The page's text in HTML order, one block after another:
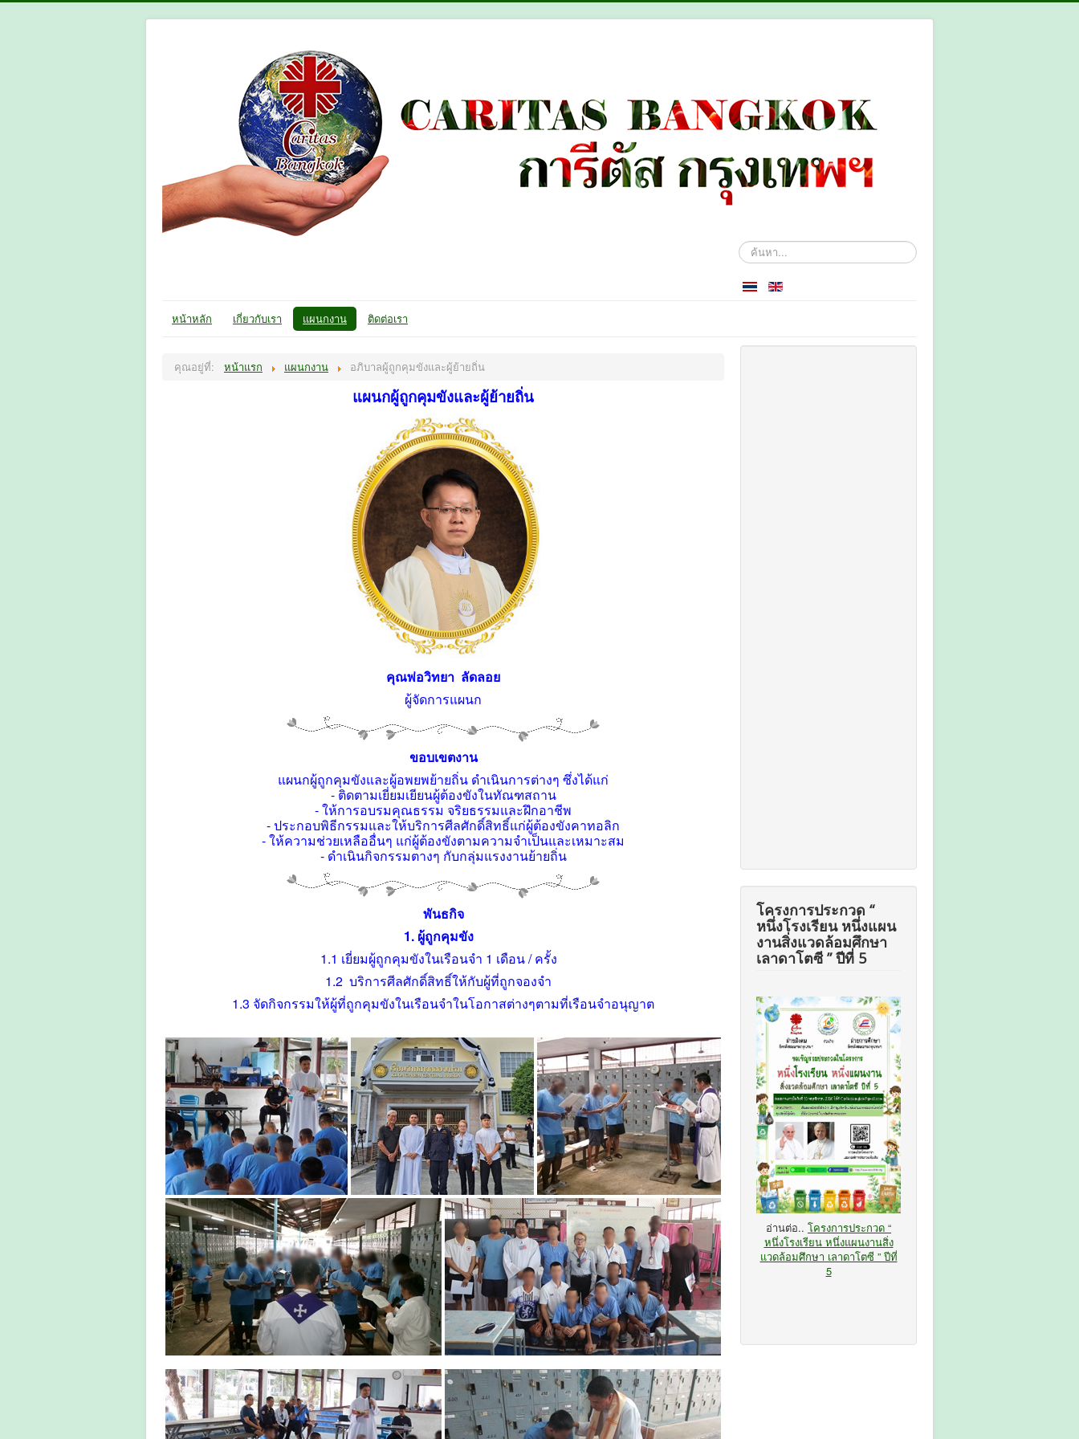
ค้นหา...
หน้าหลัก เกี่ยวกับเรา แผนกงาน ติดต่อเรา
คุณอยู่ที่: หน้าแรก แผนกงาน อภิบาลผู้ถูกคุมขังและผู้ย้ายถิ่น
แผนกผู้ถูกคุมขังและผู้ย้ายถิ่น
คุณพ่อวิทยา ลัดลอย
ผู้จัดการแผนก
ขอบเขตงาน
แผนกผู้ถูกคุมขังและผู้อพยพย้ายถิ่น ดำเนินการต่างๆ ซึ่งได้แก่
- ติดตามเยี่ยมเยียนผู้ต้องขังในทัณฑสถาน
- ให้การอบรมคุณธรรม จริยธรรมและฝึกอาชีพ
- ประกอบพิธีกรรมและให้บริการศีลศักดิ์สิทธิ์แก่ผู้ต้องขังคาทอลิก
- ให้ความช่วยเหลืออื่นๆ แก่ผู้ต้องขังตามความจำเป็นและเหมาะสม
- ดำเนินกิจกรรมตางๆ กับกลุ่มแรงงานย้ายถิ่น
พันธกิจ
1. ผู้ถูกคุมขัง
1.1 เยี่ยมผู้ถูกคุมขังในเรือนจำ 1 เดือน / ครั้ง
1.2 บริการศีลศักดิ์สิทธิ์ให้กับผู้ที่ถูกจองจำ
1.3 จัดกิจกรรมให้ผู้ที่ถูกคุมขังในเรือนจำในโอกาสต่างๆตามที่เรือนจำอนุญาต
โครงการประกวด “
หนึ่งโรงเรียน หนึ่งแผน
งานสิ่งแวดล้อมศึกษา
เลาดาโตซี ” ปีที่ 5
อ่านต่อ.. โครงการประกวด “
หนึ่งโรงเรียน หนึ่งแผนงานสิ่ง
แวดล้อมศึกษา เลาดาโตซี ” ปีที่
5